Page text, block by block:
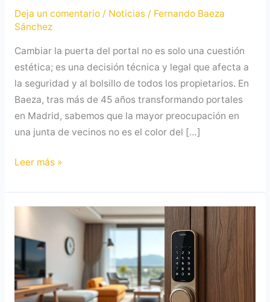
Deja un comentario / Noticias/ Fernando Baeza
Sánchez
Cambiar la puerta del portal no es solo una cuestión
estética; es una decisión técnica y legal que afecta a
la seguridad y al bolsillo de todos los propietarios. En
Baeza, tras más de 45 años transformando portales
en Madrid, sabemos que la mayor preocupación en
una junta de vecinos no es el color del […]
Leer más »
apartamentos
turísticos:
seguridad